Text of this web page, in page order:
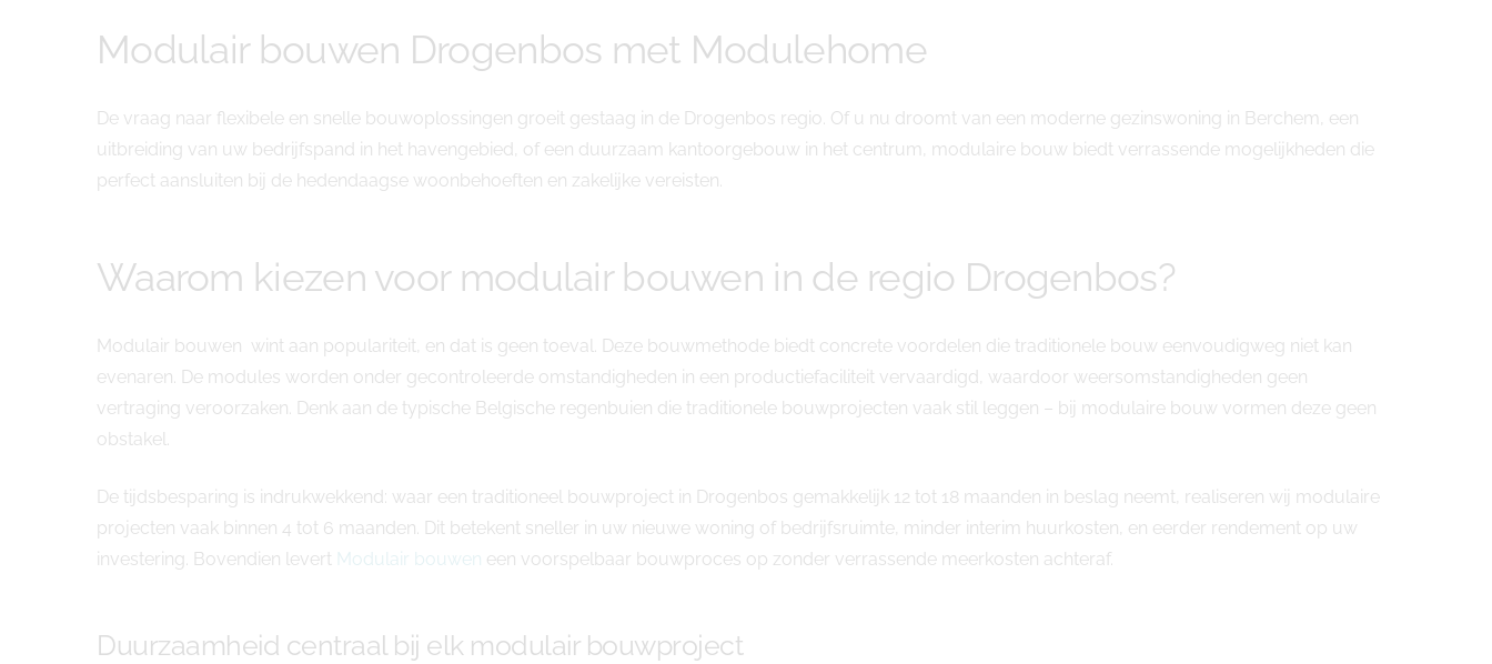
Modulair bouwen Drogenbos met Modulehome
De vraag naar flexibele en snelle bouwoplossingen groeit gestaag in de Drogenbos regio. Of u nu droomt van een moderne gezinswoning in Berchem, een
uitbreiding van uw bedrijfspand in het havengebied, of een duurzaam kantoorgebouw in het centrum, modulaire bouw biedt verrassende mogelijkheden die
perfect aansluiten bij de hedendaagse woonbehoeften en zakelijke vereisten.
Waarom kiezen voor modulair bouwen in de regio Drogenbos?
Modulair bouwen wint aan populariteit, en dat is geen toeval. Deze bouwmethode biedt concrete voordelen die traditionele bouw eenvoudigweg niet kan
evenaren. De modules worden onder gecontroleerde omstandigheden in een productiefaciliteit vervaardigd, waardoor weersomstandigheden geen
vertraging veroorzaken. Denk aan de typische Belgische regenbuien die traditionele bouwprojecten vaak stil leggen – bij modulaire bouw vormen deze geen
obstakel.
De tijdsbesparing is indrukwekkend: waar een traditioneel bouwproject in Drogenbos gemakkelijk 12 tot 18 maanden in beslag neemt, realiseren wij modulaire
projecten vaak binnen 4 tot 6 maanden. Dit betekent sneller in uw nieuwe woning of bedrijfsruimte, minder interim huurkosten, en eerder rendement op uw
investering. Bovendien levert Modulair bouwen een voorspelbaar bouwproces op zonder verrassende meerkosten achteraf.
Duurzaamheid centraal bij elk modulair bouwproject